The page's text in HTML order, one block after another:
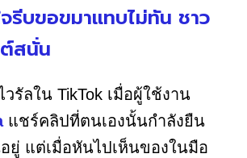
รีบขอขมาแทบไม่ทัน ชาว
สนั่น
รัลใน TikTok เมื่อผู้ใช้งาน
แชร์คลิปที่ตนเองนั้นกำลังยืน
ยู่ แต่เมื่อหันไปเห็นของในมือ